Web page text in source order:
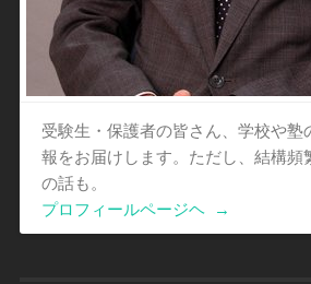
受験生・保護者の皆さん、学校や塾
報をお届けします。ただし、結構頻
の話も。
プロフィールページヘ
→